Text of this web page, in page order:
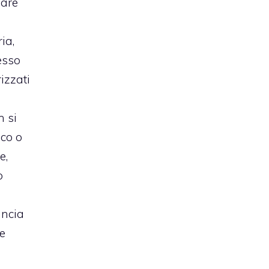
si
o